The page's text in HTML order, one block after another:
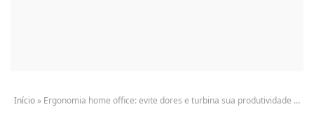
Início » Ergonomia home office: evite dores e turbina sua produtividade diária